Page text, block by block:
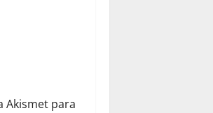
Akismet para